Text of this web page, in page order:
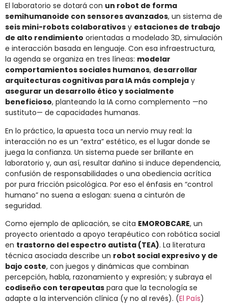
El laboratorio se dotará con un robot de forma
semihumanoide con sensores avanzados, un sistema de
seis mini-robots colaborativos y estaciones de trabajo
de alto rendimiento orientadas a modelado 3D, simulación
e interacción basada en lenguaje. Con esa infraestructura,
la agenda se organiza en tres líneas: modelar
comportamientos sociales humanos, desarrollar
arquitecturas cognitivas para IA más compleja y
asegurar un desarrollo ético y socialmente
beneficioso, planteando la IA como complemento —no
sustituto— de capacidades humanas.
En lo práctico, la apuesta toca un nervio muy real: la
interacción no es un “extra” estético, es el lugar donde se
juega la confianza. Un sistema puede ser brillante en
laboratorio y, aun así, resultar dañino si induce dependencia,
confusión de responsabilidades o una obediencia acrítica
por pura fricción psicológica. Por eso el énfasis en “control
humano” no suena a eslogan: suena a cinturón de
seguridad.
Como ejemplo de aplicación, se cita EMOROBCARE, un
proyecto orientado a apoyo terapéutico con robótica social
en trastorno del espectro autista (TEA). La literatura
técnica asociada describe un robot social expresivo y de
bajo coste, con juegos y dinámicas que combinan
percepción, habla, razonamiento y expresión; y subraya el
codiseño con terapeutas para que la tecnología se
adapte a la intervención clínica (y no al revés). (El País)